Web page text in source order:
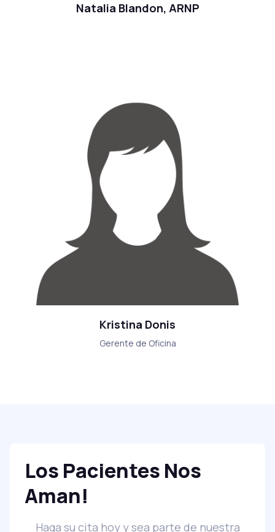
Natalia Blandon, ARNP
Kristina Donis
Gerente de Oficina
Los Pacientes Nos
Aman!
Haga su cita hoy y sea parte de nuestra